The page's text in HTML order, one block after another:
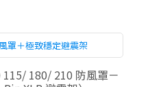
罩＋極致穩定避震架
115/ 180/ 210 防風罩－